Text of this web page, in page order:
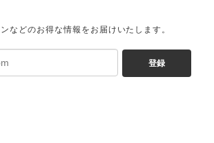
などのお得な情報をお届けいたします。
登録